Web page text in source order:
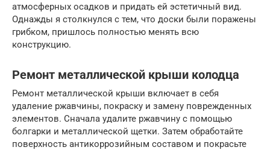
атмосферных осадков и придать ей эстетичный вид.
Однажды я столкнулся с тем, что доски были поражены
грибком, пришлось полностью менять всю
конструкцию.
Ремонт металлической крыши колодца
Ремонт металлической крыши включает в себя
удаление ржавчины, покраску и замену поврежденных
элементов. Сначала удалите ржавчину с помощью
болгарки и металлической щетки. Затем обработайте
поверхность антикоррозийным составом и покрасьте